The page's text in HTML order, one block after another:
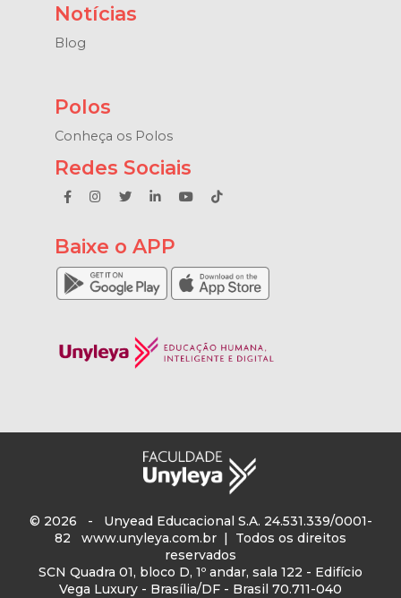
Notícias
Blog
Polos
Conheça os Polos
Redes Sociais
Baixe o APP
© 2026 - Unyead Educacional S.A. 24.531.339/0001-
82 www.unyleya.com.br | Todos os direitos
reservados
SCN Quadra 01, bloco D, 1º andar, sala 122 - Edifício
Vega Luxury - Brasília/DF - Brasil 70.711-040